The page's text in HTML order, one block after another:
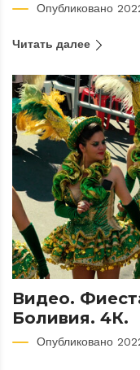
Опубликовано
Читать далее
Видео.
Боливия. 4К.
Опубликовано